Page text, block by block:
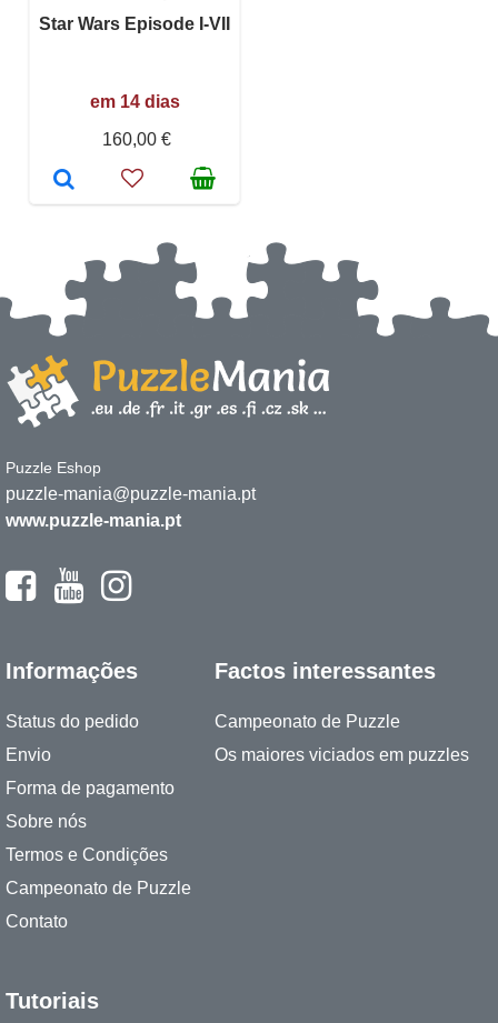
Star Wars Episode I-VII
em 14 dias
160,00 €
Puzzle Eshop
puzzle-mania@puzzle-mania.pt
www.puzzle-mania.pt
Informações
Status do pedido
Envio
Forma de pagamento
Sobre nós
Termos e Condições
Campeonato de Puzzle
Contato
Factos interessantes
Campeonato de Puzzle
Os maiores viciados em puzzles
Tutoriais